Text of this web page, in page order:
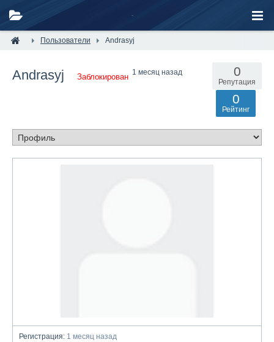
Пользователи Andrasyj
Andrasyj Заблокирован
1 месяц назад 0
Репутация
0
Рейтинг
Регистрация: 1 месяц назад